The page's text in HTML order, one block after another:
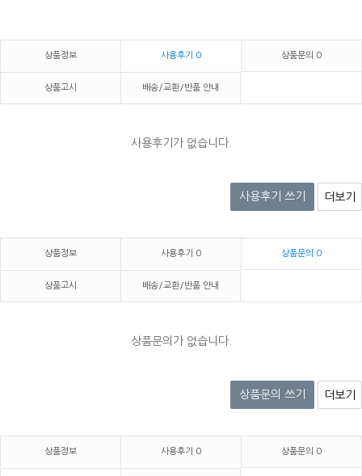
상품정보 사용후기 0 상품문의 0
상품고시 배송/교환/반품 안내
사용후기가 없습니다.
사용후기 쓰기 더보기
상품정보 사용후기 0 상품문의 0
상품고시 배송/교환/반품 안내
상품문의가 없습니다.
상품문의 쓰기 더보기
상품정보 사용후기 0 상품문의 0